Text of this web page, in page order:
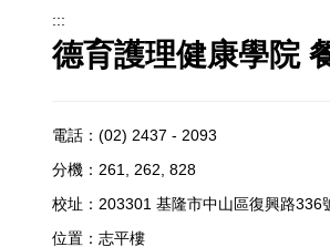
:::
德育護理健康學院
電話：(02) 2437 - 2093
分機：261, 262, 828
校址：203301 基隆市中山區復興路336
位置：志平樓